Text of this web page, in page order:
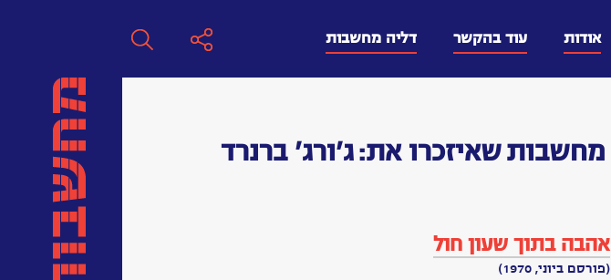
אודות עוד בהקשר דליה מחשבות
מחשבותשאיזכרו את:ג'ורג' ברנרד
אהבה בתוך שעון חול
(פורסם ביוני, 1970)